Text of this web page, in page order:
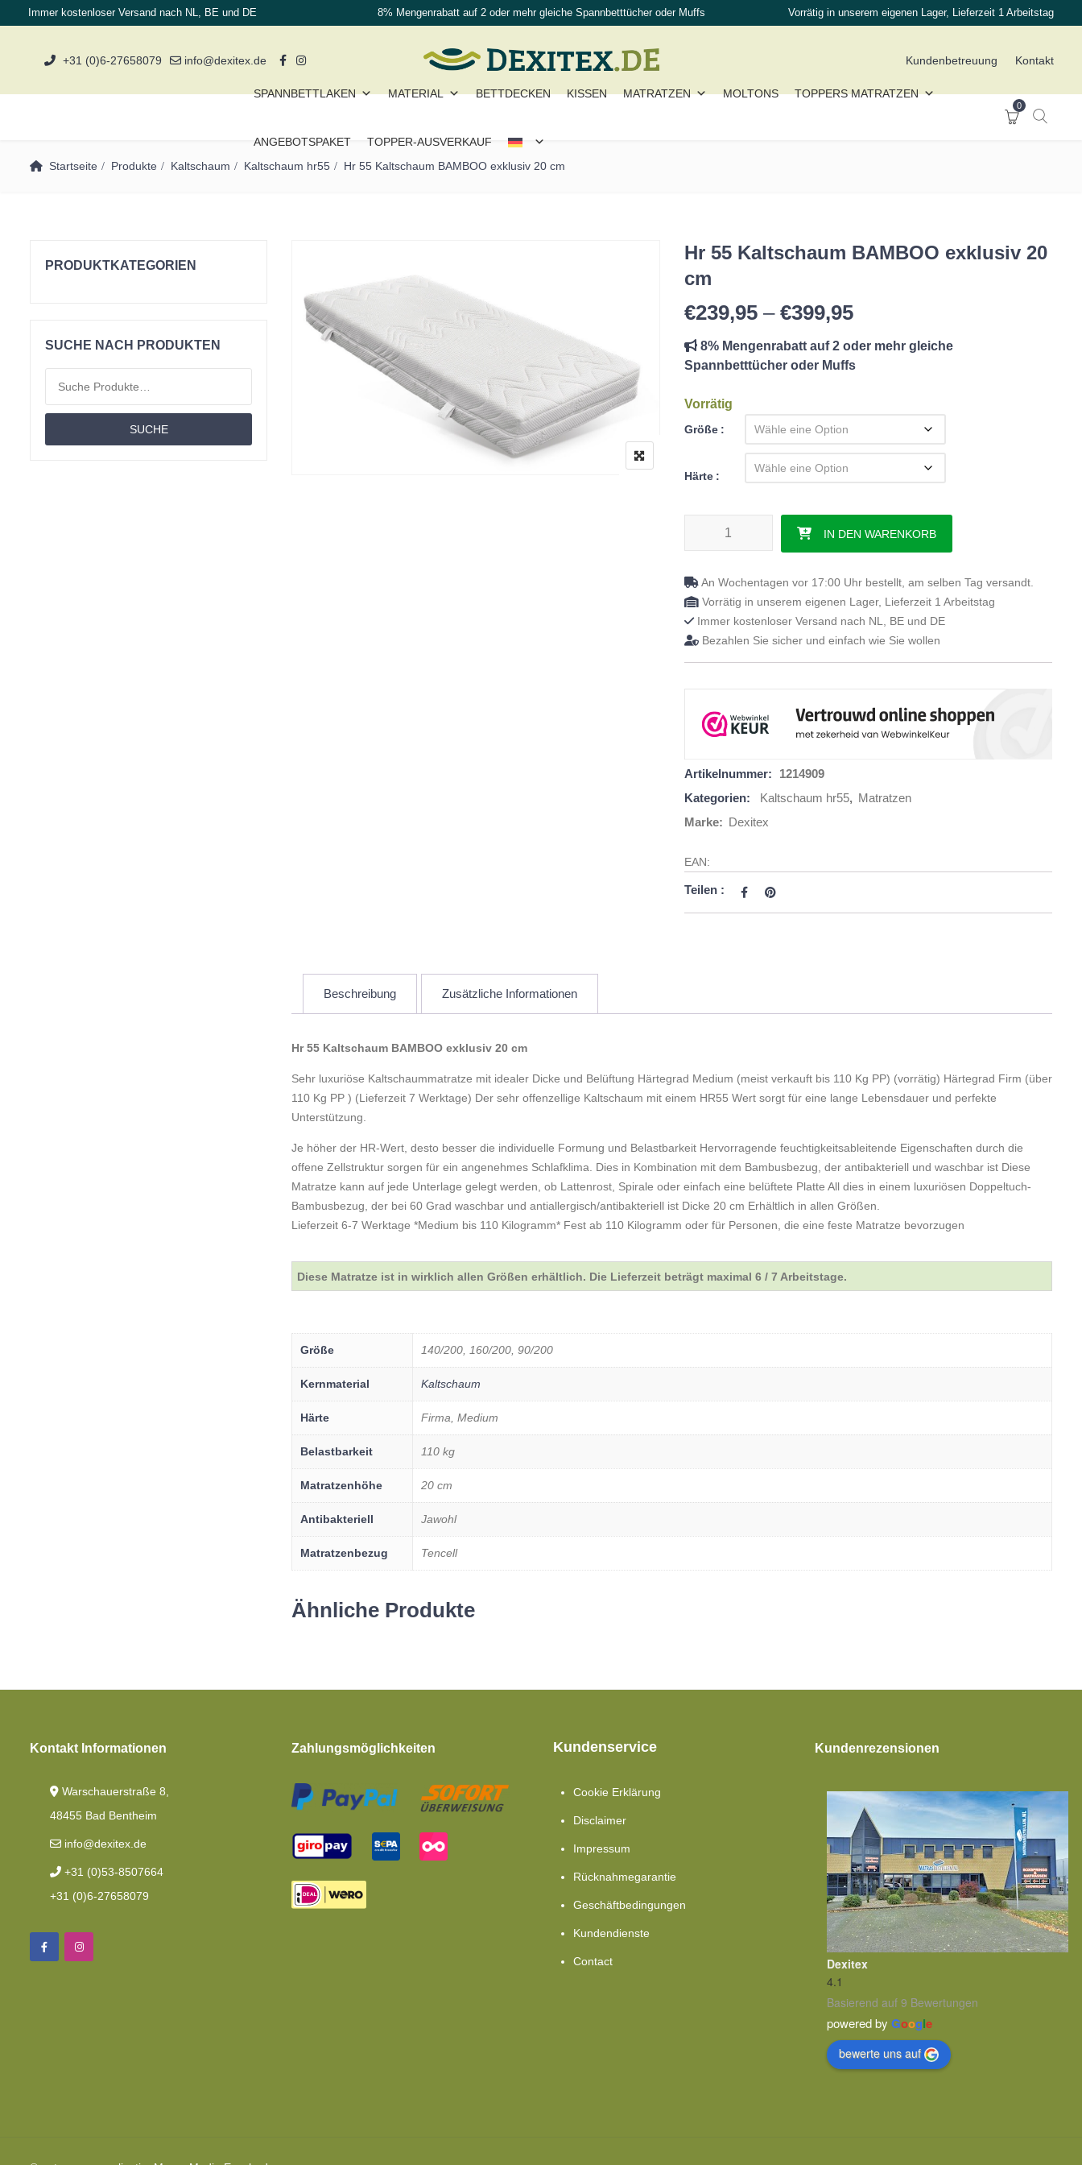
Immer kostenloser Versand nach NL, BE und DE 8% Mengenrabatt auf 2 oder mehr gleiche Spannbetttücher oder Muffs Vorrätig in unserem eigenen Lager, Lieferzeit 1 Arbeitstag
+31 (0)6-27658079 info@dexitex.de Kundenbetreuung Kontakt
SPANNBETTLAKEN MATERIAL BETTDECKEN KISSEN MATRATZEN MOLTONS TOPPERS MATRATZEN
ANGEBOTSPAKET TOPPER-AUSVERKAUF
0
Startseite Produkte Kaltschaum Kaltschaum hr55 Hr 55 Kaltschaum BAMBOO exklusiv 20 cm
Hr 55 Kaltschaum BAMBOO exklusiv 20
cm
€239,95 – €399,95Preisspanne: €239,95
8% Mengenrabatt auf 2 oder mehr gleiche
Spannbetttücher oder Muffs
Vorrätig
Größe
Härte
IN DEN WARENKORB
An Wochentagen vor 17:00 Uhr bestellt, am selben Tag versandt.
Vorrätig in unserem eigenen Lager, Lieferzeit 1 Arbeitstag
Immer kostenloser Versand nach NL, BE und DE
Bezahlen Sie sicher und einfach wie Sie wollen
Artikelnummer:
1214909
Kategorien:
Kaltschaum hr55, Matratzen
Marke: Dexitex
EAN:
Teilen :
Beschreibung Zusätzliche Informationen
Hr 55 Kaltschaum BAMBOO exklusiv 20 cm
Sehr luxuriöse Kaltschaummatratze mit idealer Dicke und Belüftung Härtegrad Medium (meist verkauft bis 110 Kg PP) (vorrätig) Härtegrad Firm (über
110 Kg PP ) (Lieferzeit 7 Werktage) Der sehr offenzellige Kaltschaum mit einem HR55 Wert sorgt für eine lange Lebensdauer und perfekte
Unterstützung.
Je höher der HR-Wert, desto besser die individuelle Formung und Belastbarkeit Hervorragende feuchtigkeitsableitende Eigenschaften durch die
offene Zellstruktur sorgen für ein angenehmes Schlafklima. Dies in Kombination mit dem Bambusbezug, der antibakteriell und waschbar ist Diese
Matratze kann auf jede Unterlage gelegt werden, ob Lattenrost, Spirale oder einfach eine belüftete Platte All dies in einem luxuriösen Doppeltuch-
Bambusbezug, der bei 60 Grad waschbar und antiallergisch/antibakteriell ist Dicke 20 cm Erhältlich in allen Größen.
Lieferzeit 6-7 Werktage *Medium bis 110 Kilogramm* Fest ab 110 Kilogramm oder für Personen, die eine feste Matratze bevorzugen
Diese Matratze ist in wirklich allen Größen erhältlich. Die Lieferzeit beträgt maximal 6 / 7 Arbeitstage.
Größe 140/200, 160/200, 90/200
Kernmaterial Kaltschaum
Härte Firma, Medium
Belastbarkeit 110 kg
Matratzenhöhe 20 cm
Antibakteriell Jawohl
Matratzenbezug Tencell
Ähnliche Produkte
PRODUKTKATEGORIEN
Material
Taschenfederkernmatratze
SUCHE NACH PRODUKTEN
SUCHE
Kontakt Informationen
Warschauerstraße 8,
48455 Bad Bentheim
info@dexitex.de
+31 (0)53-8507664
+31 (0)6-27658079
Zahlungsmöglichkeiten Kundenservice
Cookie Erklärung
Disclaimer
Impressum
Rücknahmegarantie
Geschäftbedingungen
Kundendienste
Contact
Kundenrezensionen
Dexitex
4.1
Basierend auf 9 Bewertungen
powered by Google
bewerte uns auf